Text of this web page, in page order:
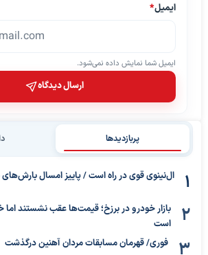
ایمیل*
ایمیل شما نمایش داده نمی‌شود.
ارسال دیدگاه
پربازدیدها
ال‌نینوی قوی در راه است / پاییز امسال
بازار خودرو در برزخ؛ قیمت‌ها عقب نشستند اما
است
فوری/ قهرمان مسابقات مردان آهنین درگذشت